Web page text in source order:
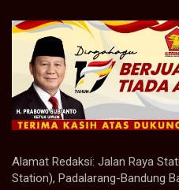
Alamat Redaksi: Jalan Raya
Station), Padalarang-Bandung